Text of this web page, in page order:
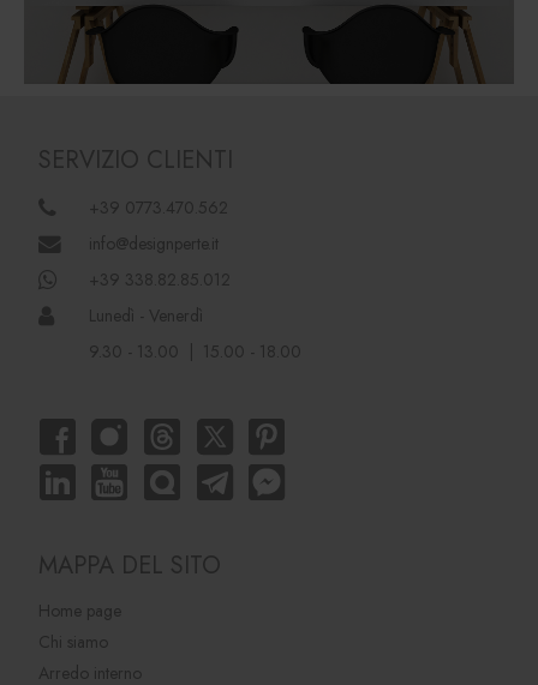
SERVIZIO CLIENTI
+39 0773.470.562
info@designperte.it
+39 338.82.85.012
Lunedì - Venerdì
9.30 - 13.00 | 15.00 - 18.00
MAPPA DEL SITO
Home page
Chi siamo
Arredo interno